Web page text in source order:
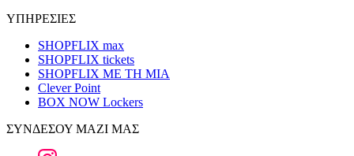
ΥΠΗΡΕΣΙΕΣ
SHOPFLIX max
SHOPFLIX tickets
SHOPFLIX ΜΕ ΤΗ ΜΙΑ
Clever Point
BOX NOW Lockers
ΣΥΝΔΕΣΟΥ ΜΑΖΙ ΜΑΣ